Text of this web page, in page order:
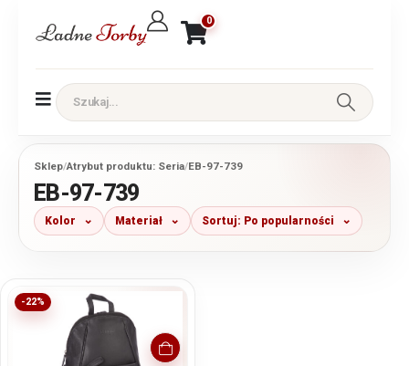
0
Sklep/Atrybut produktu: Seria/EB-97-739
EB-97-739
Kolor Materiał Sortuj: Po popularności
-22%